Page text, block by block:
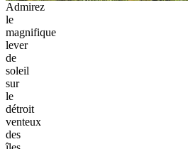
Admirez
le
magnifique
lever
de
soleil
sur
le
détroit
venteux
des